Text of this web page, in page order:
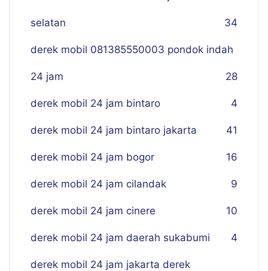
selatan 34
derek mobil 081385550003 pondok indah
24 jam 28
derek mobil 24 jam bintaro 4
derek mobil 24 jam bintaro jakarta 41
derek mobil 24 jam bogor 16
derek mobil 24 jam cilandak 9
derek mobil 24 jam cinere 10
derek mobil 24 jam daerah sukabumi 4
derek mobil 24 jam jakarta derek